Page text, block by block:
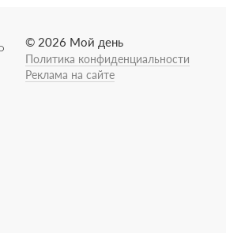
© 2026 Мой день
Политика конфиденциальности
Реклама на сайте